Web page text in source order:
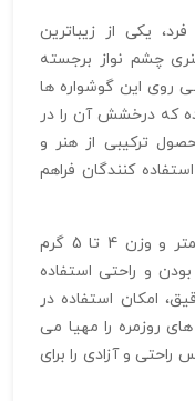
یکی از زیباترین
چشم‌ نواز برجسته
این گوشواره‌ ها
که درخشش آن را در
ترکیبی از هنر و
کنندگان فراهم
این گوشواره‌ ها با ضخامت 0.35 میلیمتر و وزن 4 تا 5 گرم
و راحتی استفاده
امکان استفاده در
روزمره را مهیا می‌
و آزادی را برای